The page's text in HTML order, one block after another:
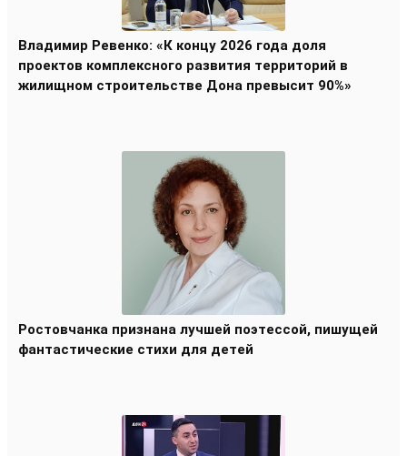
Владимир Ревенко: «К концу 2026 года доля
проектов комплексного развития территорий в
жилищном строительстве Дона превысит 90%»
Ростовчанка признана лучшей поэтессой, пишущей
фантастические стихи для детей